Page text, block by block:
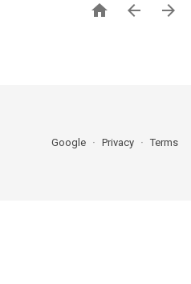
  
Google Privacy Terms